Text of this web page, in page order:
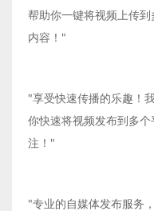
帮助你一键将视频上传
内容！"
"享受快速传播的乐趣！
你快速将视频发布到多
注！"
"专业的自媒体发布服务